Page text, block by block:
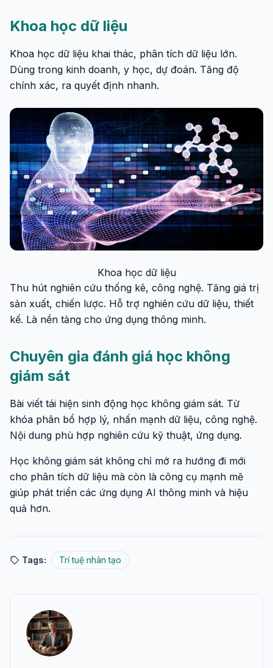
Khoa học dữ liệu
Khoa học dữ liệu khai thác, phân tích dữ liệu lớn.
Dùng trong kinh doanh, y học, dự đoán. Tăng độ
chính xác, ra quyết định nhanh.
Khoa học dữ liệu
Thu hút nghiên cứu thống kê, công nghệ. Tăng giá trị
sản xuất, chiến lược. Hỗ trợ nghiên cứu dữ liệu, thiết
kế. Là nền tảng cho ứng dụng thông minh.
Chuyên gia đánh giá học không
giám sát
Bài viết tái hiện sinh động học không giám sát. Từ
khóa phân bổ hợp lý, nhấn mạnh dữ liệu, công nghệ.
Nội dung phù hợp nghiên cứu kỹ thuật, ứng dụng.
Học không giám sát không chỉ mở ra hướng đi mới
cho phân tích dữ liệu mà còn là công cụ mạnh mẽ
giúp phát triển các ứng dụng AI thông minh và hiệu
quả hơn.
Tags: Trí tuệ nhân tạo